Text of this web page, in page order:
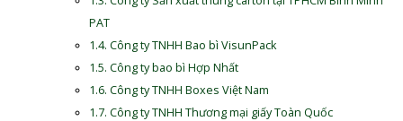
PAT
Công ty TNHH Bao bì VisunPack
Công ty bao bì Hợp Nhất
Công ty TNHH Boxes Việt Nam
Công ty TNHH Thương mại giấy Toàn Quốc